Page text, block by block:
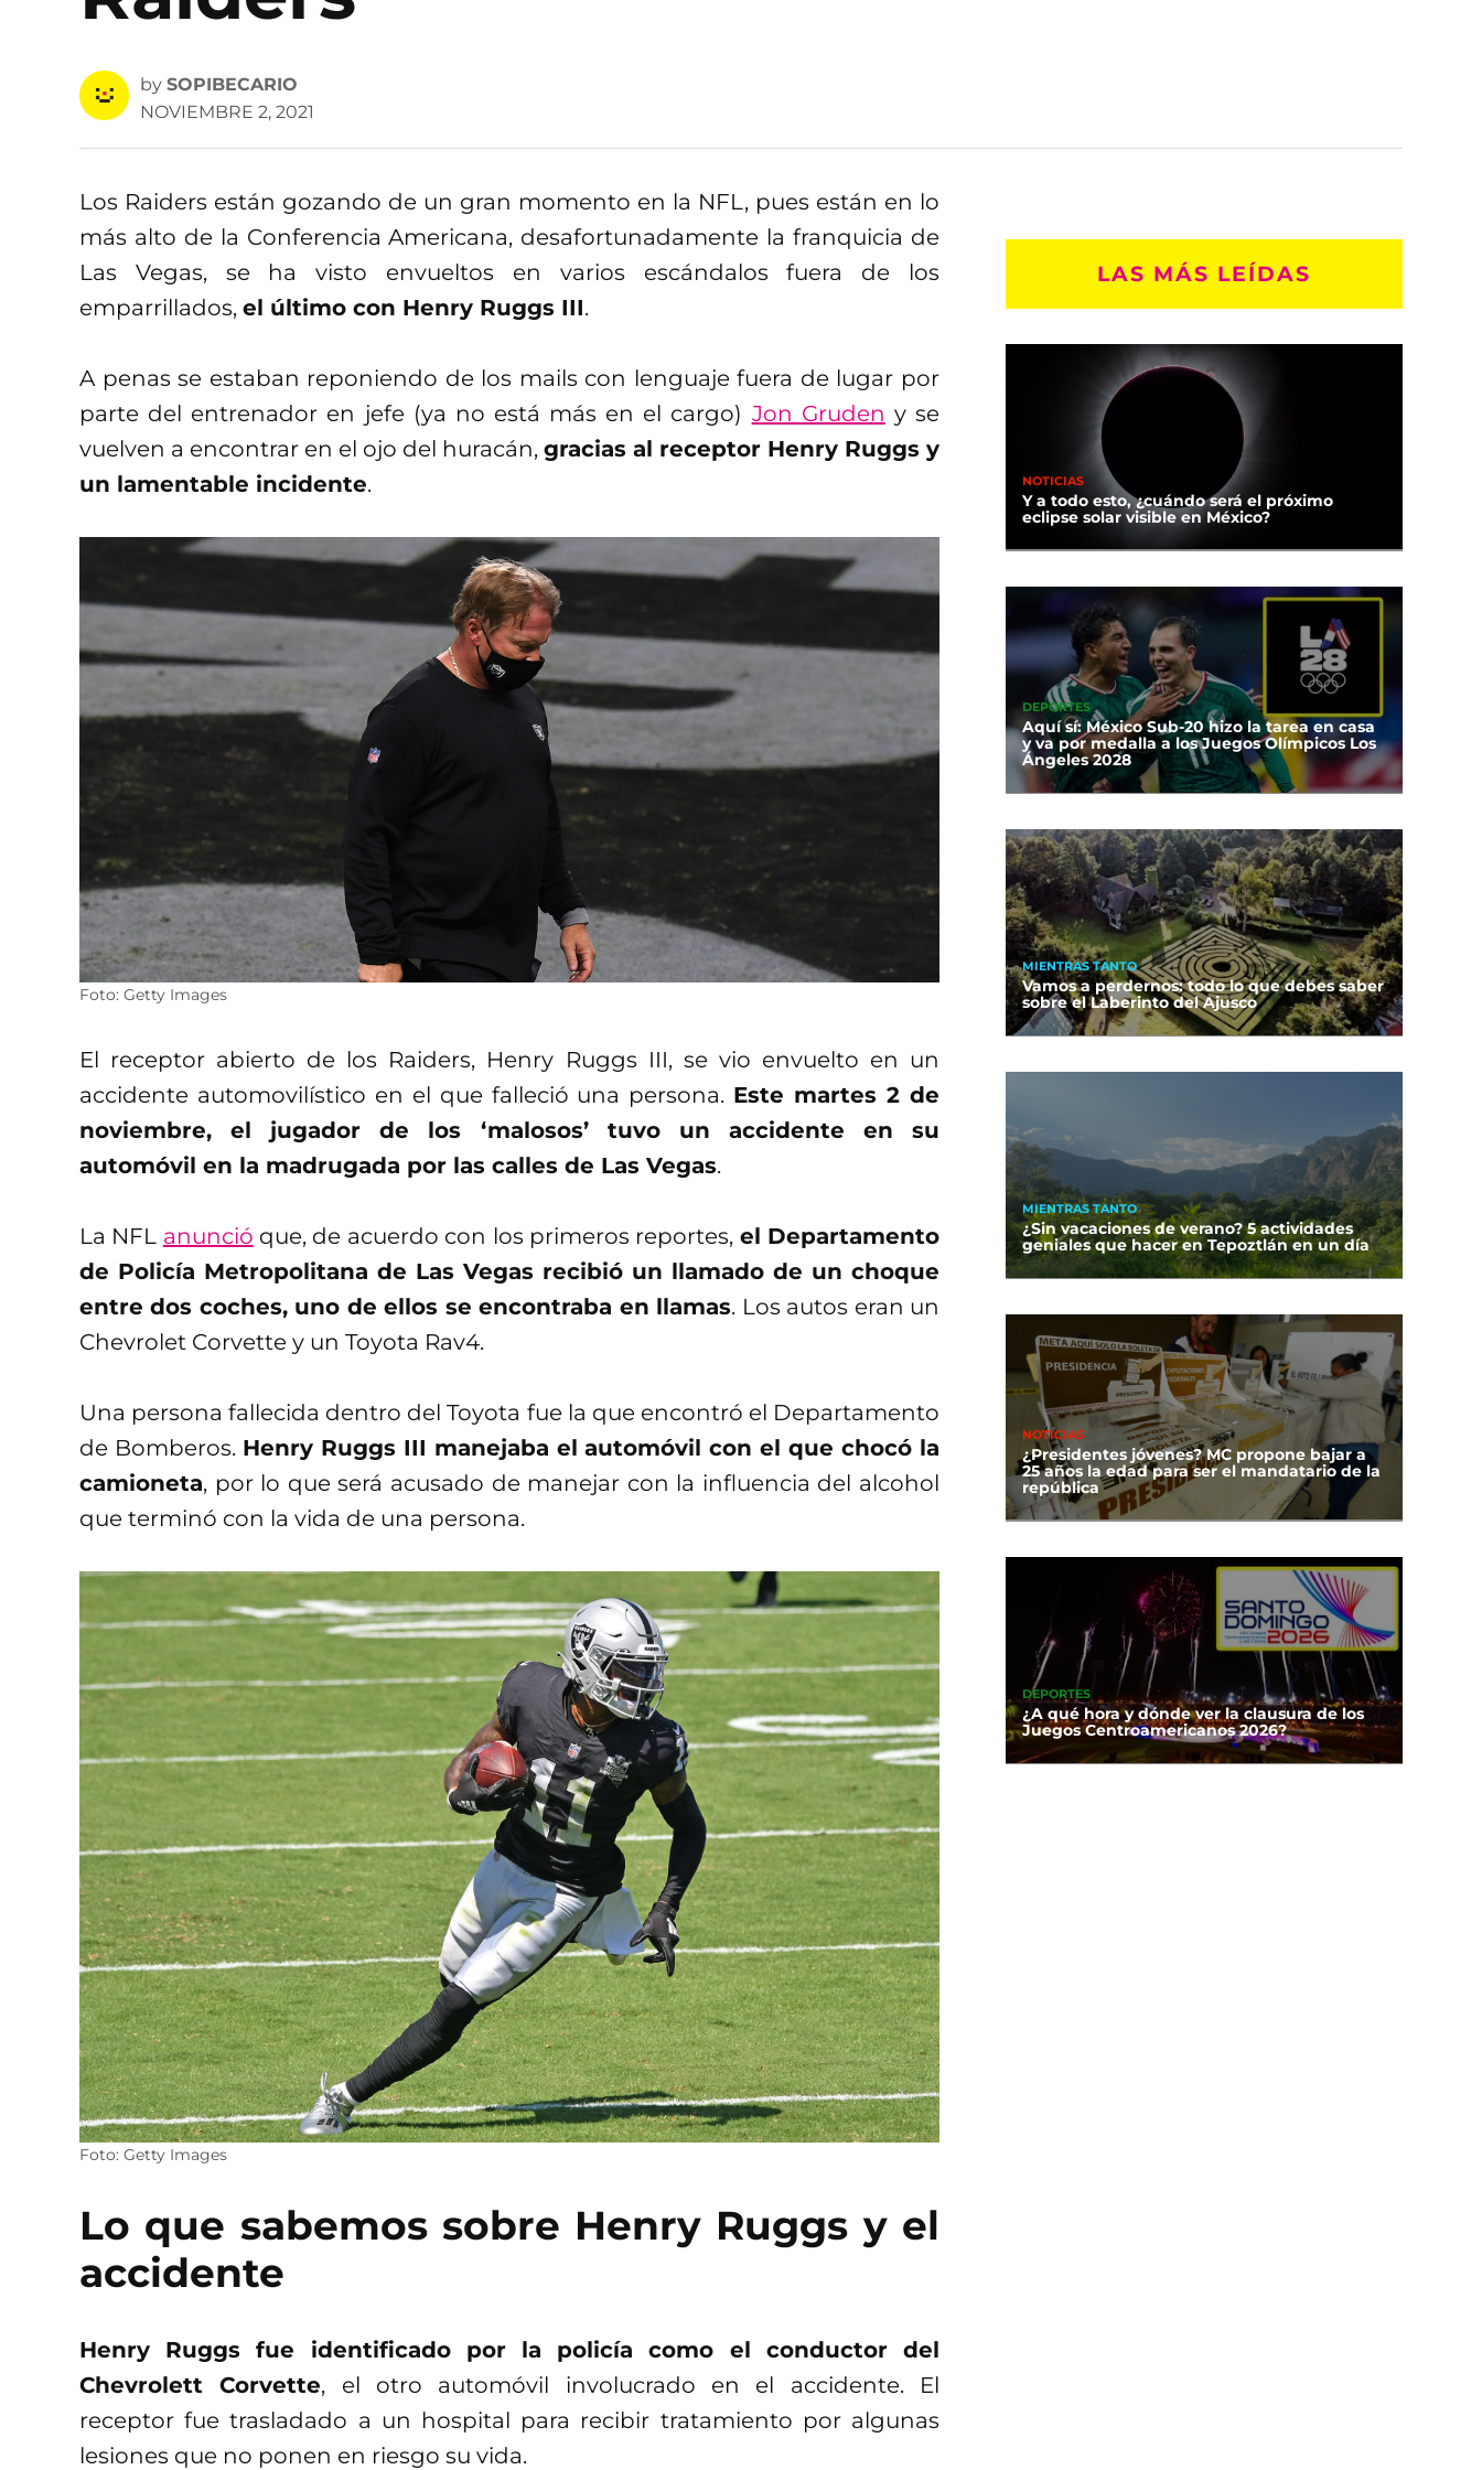
by SOPIBECARIO
NOVIEMBRE 2, 2021
Los Raiders están gozando de un gran momento en la NFL, pues están en lo
más alto de la Conferencia Americana, desafortunadamente la franquicia de
Las Vegas, se ha visto envueltos en varios escándalos fuera de los
emparrillados, el último con Henry Ruggs III.
A penas se estaban reponiendo de los mails con lenguaje fuera de lugar por
parte del entrenador en jefe (ya no está más en el cargo) Jon Gruden y se
vuelven a encontrar en el ojo del huracán, gracias al receptor Henry Ruggs y
un lamentable incidente.
Foto: Getty Images
El receptor abierto de los Raiders, Henry Ruggs III, se vio envuelto en un
accidente automovilístico en el que falleció una persona. Este martes 2 de
noviembre, el jugador de los ‘malosos’ tuvo un accidente en su
automóvil en la madrugada por las calles de Las Vegas.
La NFL anunció que, de acuerdo con los primeros reportes, el Departamento
de Policía Metropolitana de Las Vegas recibió un llamado de un choque
entre dos coches, uno de ellos se encontraba en llamas. Los autos eran un
Chevrolet Corvette y un Toyota Rav4.
Una persona fallecida dentro del Toyota fue la que encontró el Departamento
de Bomberos. Henry Ruggs III manejaba el automóvil con el que chocó la
camioneta, por lo que será acusado de manejar con la influencia del alcohol
que terminó con la vida de una persona.
Foto: Getty Images
Lo que sabemos sobre Henry Ruggs y el
accidente
Henry Ruggs fue identificado por la policía como el conductor del
Chevrolett Corvette, el otro automóvil involucrado en el accidente. El
receptor fue trasladado a un hospital para recibir tratamiento por algunas
lesiones que no ponen en riesgo su vida.
LAS MÁS LEÍDAS
NOTICIAS
Y a todo esto, ¿cuándo será el próximo
eclipse solar visible en México?
DEPORTES
Aquí sí: México Sub-20 hizo la tarea en casa
y va por medalla a los Juegos Olímpicos Los
Ángeles 2028
MIENTRAS TANTO
Vamos a perdernos: todo lo que debes saber
sobre el Laberinto del Ajusco
MIENTRAS TANTO
¿Sin vacaciones de verano? 5 actividades
geniales que hacer en Tepoztlán en un día
NOTICIAS
¿Presidentes jóvenes? MC propone bajar a
25 años la edad para ser el mandatario de la
república
DEPORTES
¿A qué hora y dónde ver la clausura de los
Juegos Centroamericanos 2026?